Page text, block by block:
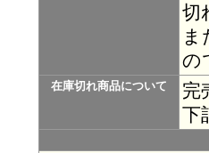
切
ま
の
在庫切れ商品について
完
下